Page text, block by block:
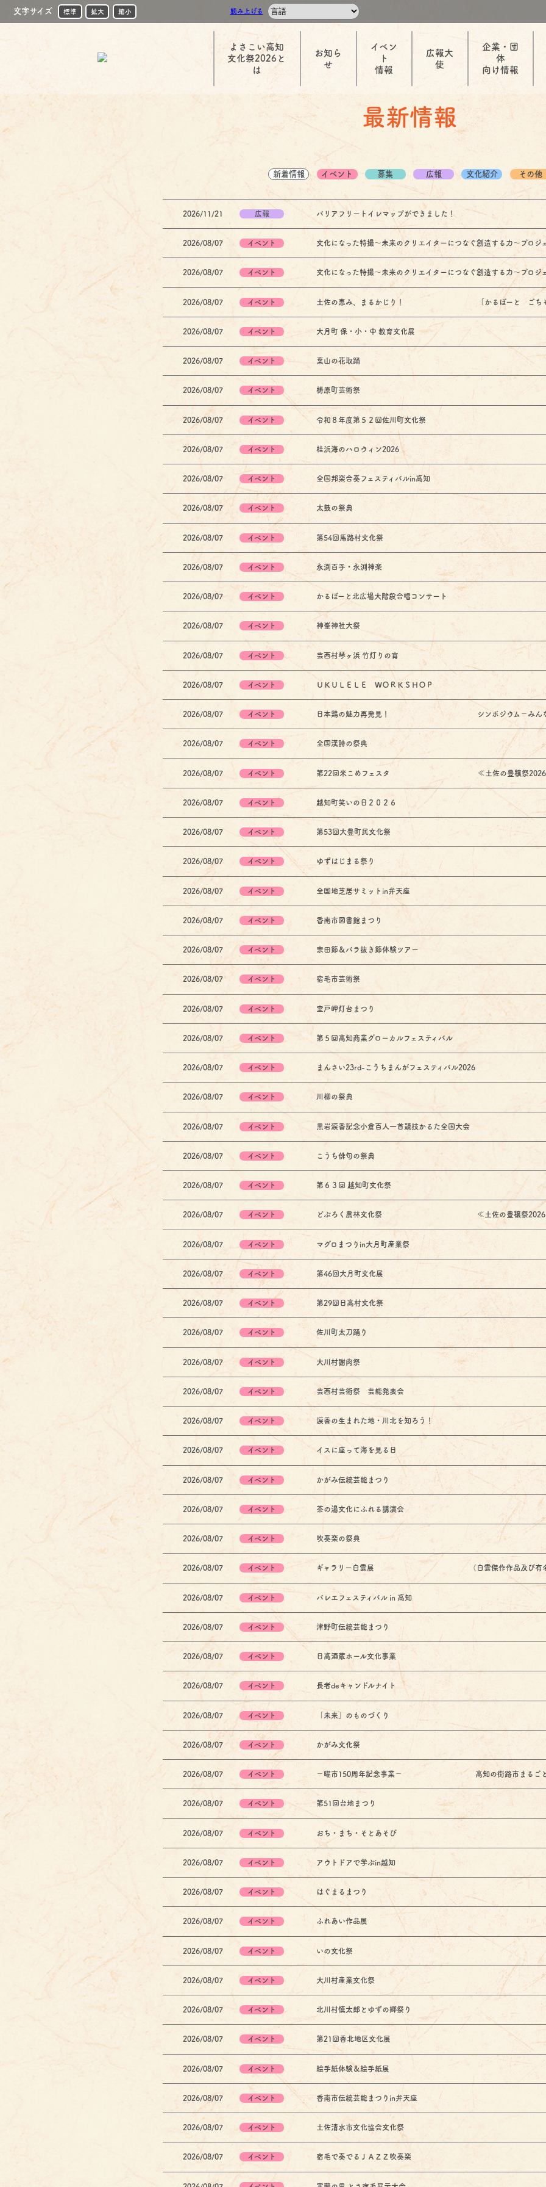
文字サイズ 標準 拡大 縮小 読み上げる
よさこい高知
文化祭2026と
は
お知ら
せ
イベン
ト
情報
広報大
使
企業・団
体
向け情報
最新情報
新着情報 イベント 募集 広報 文化紹介 その他
2026/11/21 広報 バリアフリートイレマップができました！
2026/08/07 イベント 文化になった特撮～未来のクリエイターにつなぐ創造する力～プロ
2026/08/07 イベント 文化になった特撮～未来のクリエイターにつなぐ創造する力～プロ
2026/08/07 イベント 土佐の恵み、まるかじり！ 「かるぽーと ごちそ
2026/08/07 イベント 大月町 保・小・中 教育文化展
2026/08/07 イベント 葉山の花取踊
2026/08/07 イベント 梼原町芸術祭
2026/08/07 イベント 令和８年度第５２回佐川町文化祭
2026/08/07 イベント 桂浜海のハロウィン2026
2026/08/07 イベント 全国邦楽合奏フェスティバルin高知
2026/08/07 イベント 太鼓の祭典
2026/08/07 イベント 第54回馬路村文化祭
2026/08/07 イベント 永渕百手・永渕神楽
2026/08/07 イベント かるぽーと北広場大階段合唱コンサート
2026/08/07 イベント 神峯神社大祭
2026/08/07 イベント 芸西村琴ヶ浜 竹灯りの宵
2026/08/07 イベント ＵＫＵＬＥＬＥ ＷＯＲＫＳＨＯＰ
2026/08/07 イベント 日本鶏の魅力再発見！ シンポジウム－みんな
2026/08/07 イベント 全国漢詩の祭典
2026/08/07 イベント 第22回米こめフェスタ ≪土佐の豊穣祭2026
2026/08/07 イベント 越知町笑いの日２０２６
2026/08/07 イベント 第53回大豊町民文化祭
2026/08/07 イベント ゆずはじまる祭り
2026/08/07 イベント 全国地芝居サミットin弁天座
2026/08/07 イベント 香南市図書館まつり
2026/08/07 イベント 宗田節＆バラ抜き節体験ツアー
2026/08/07 イベント 宿毛市芸術祭
2026/08/07 イベント 室戸岬灯台まつり
2026/08/07 イベント 第５回高知商業グローカルフェスティバル
2026/08/07 イベント まんさい23rd-こうちまんがフェスティバル2026
2026/08/07 イベント 川柳の祭典
2026/08/07 イベント 黒岩涙香記念小倉百人一首競技かるた全国大会
2026/08/07 イベント こうち俳句の祭典
2026/08/07 イベント 第６３回 越知町文化祭
2026/08/07 イベント どぶろく農林文化祭 ≪土佐の豊穣祭2026
2026/08/07 イベント マグロまつりin大月町産業祭
2026/08/07 イベント 第46回大月町文化展
2026/08/07 イベント 第29回日高村文化祭
2026/08/07 イベント 佐川町太刀踊り
2026/08/07 イベント 大川村謝肉祭
2026/08/07 イベント 芸西村芸術祭 芸能発表会
2026/08/07 イベント 涙香の生まれた地・川北を知ろう！
2026/08/07 イベント イスに座って海を見る日
2026/08/07 イベント かがみ伝統芸能まつり
2026/08/07 イベント 茶の湯文化にふれる講演会
2026/08/07 イベント 吹奏楽の祭典
2026/08/07 イベント ギャラリー白雲展 （白雲傑作作品及び有名作
2026/08/07 イベント バレエフェスティバル in 高知
2026/08/07 イベント 津野町伝統芸能まつり
2026/08/07 イベント 日高酒蔵ホール文化事業
2026/08/07 イベント 長者deキャンドルナイト
2026/08/07 イベント 「未来」のものづくり
2026/08/07 イベント かがみ文化祭
2026/08/07 イベント －曜市150周年記念事業－ 高知の街路市まるごと
2026/08/07 イベント 第51回台地まつり
2026/08/07 イベント おち・まち・そとあそび
2026/08/07 イベント アウトドアで学ぶin越知
2026/08/07 イベント はぐまるまつり
2026/08/07 イベント ふれあい作品展
2026/08/07 イベント いの文化祭
2026/08/07 イベント 大川村産業文化祭
2026/08/07 イベント 北川村慎太郎とゆずの郷祭り
2026/08/07 イベント 第21回香北地区文化展
2026/08/07 イベント 絵手紙体験＆絵手紙展
2026/08/07 イベント 香南市伝統芸能まつりin弁天座
2026/08/07 イベント 土佐清水市文化協会文化祭
2026/08/07 イベント 宿毛で奏でるＪＡＺＺ吹奏楽